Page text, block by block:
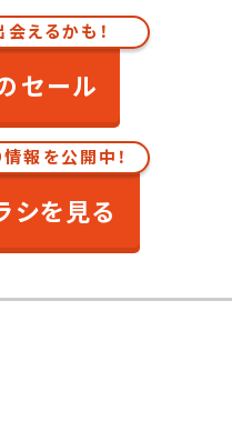
えるかも！
セール
報を公開中！
シを見る